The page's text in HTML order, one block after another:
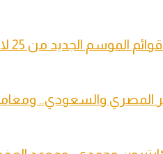
الجديد من 25 لاعبا
المصري والسعودي..